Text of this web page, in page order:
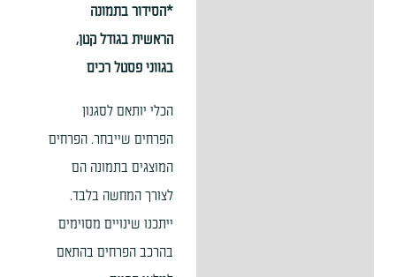
*הסידור בתמונה
הראשית בגודל קטן,
בגווני פסטל רכים
הכלי יותאם לסגנון
הפרחים שייבחר. הפרחים
המוצגים בתמונה הם
לצורך המחשה בלבד.
ייתכנו שינויים מסוימים
בהרכב הפרחים בהתאם